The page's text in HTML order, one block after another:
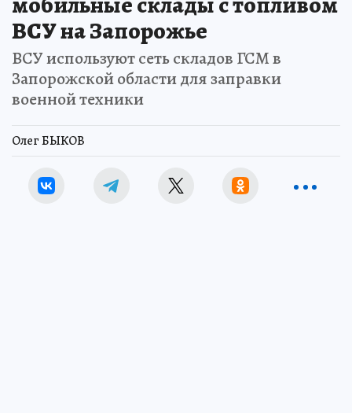
ВСУ на Запорожье
ВСУ используют сеть складов ГСМ в
Запорожской области для заправки
военной техники
Олег БЫКОВ